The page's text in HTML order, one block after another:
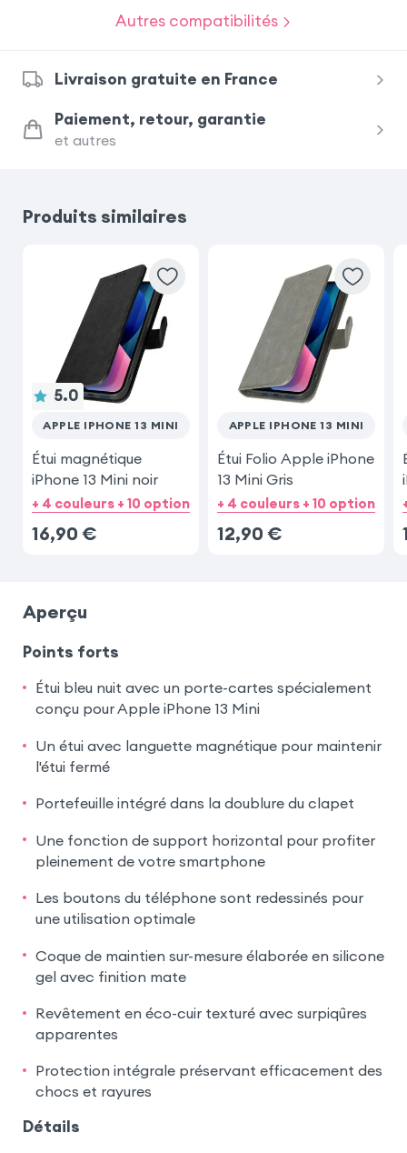
Samsung Galaxy A23 5G
iPhone 13 Pro Max Samsung Galaxy S21
Xiaomi Redmi Note 11
Google Pixel 8 Pro Samsung Galaxy A41
Autres compatibilités
Livraison gratuite en France
Paiement, retour, garantie
et autres
Produits similaires
5.0
APPLE IPHONE 13 MINI
Étui magnétique
iPhone 13 Mini noir
+ 4 couleurs + 10 option
16,90 €
APPLE IPHONE 13 MINI
Étui Folio Apple iPhone
13 Mini Gris
+ 4 couleurs + 10 option
12,90 €
Aperçu
Points forts
Étui bleu nuit avec un porte-cartes spécialement
conçu pour Apple iPhone 13 Mini
Un étui avec languette magnétique pour maintenir
l'étui fermé
Portefeuille intégré dans la doublure du clapet
Une fonction de support horizontal pour profiter
pleinement de votre smartphone
Les boutons du téléphone sont redessinés pour
une utilisation optimale
Coque de maintien sur-mesure élaborée en silicone
gel avec finition mate
Revêtement en éco-cuir texturé avec surpiqûres
apparentes
Protection intégrale préservant efficacement des
chocs et rayures
Détails